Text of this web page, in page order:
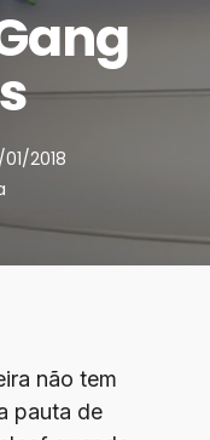
01/2018
não tem
pauta de